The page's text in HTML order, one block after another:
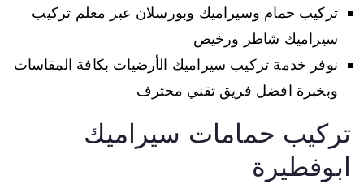
تركيب حمام وسيراميك وبورسلان عبر معلم تركيب
سيراميك شاطر ورخيص
نوفر خدمة تركيب سيراميك الأرضيات بكافة المقاسات
وبخبرة افضل فريق تقني محترف
تركيب حمامات سيراميك
ابوفطيرة